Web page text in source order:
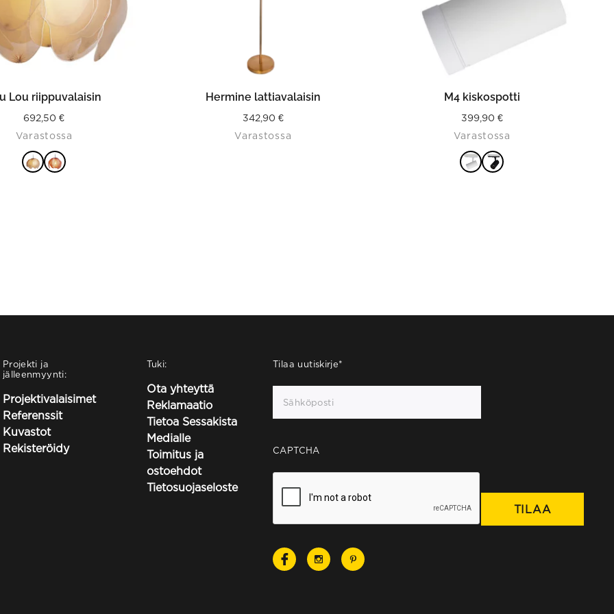
VAIHTOEHDOISTA
on
the
product
page
Lou riippuvalaisin
692,50€
Varastossa
LISÄÄ OSTOSKORIIN
Hermine lattiavalaisin
342,90 €
Varastossa
VALITSE VAIHTOEHDOISTA
M4 kiskospotti
399,90 €
Varastossa
Projekti ja
jälleenmyynti:
Projektivalaisimet
Referenssit
Kuvastot
Rekisteröidy
Tuki:
Ota yhteyttä
Reklamaatio
Tietoa Sessakista
Medialle
Toimitus ja
ostoehdot
Tietosuojaseloste
Tilaa uutiskirje*
CAPTCHA